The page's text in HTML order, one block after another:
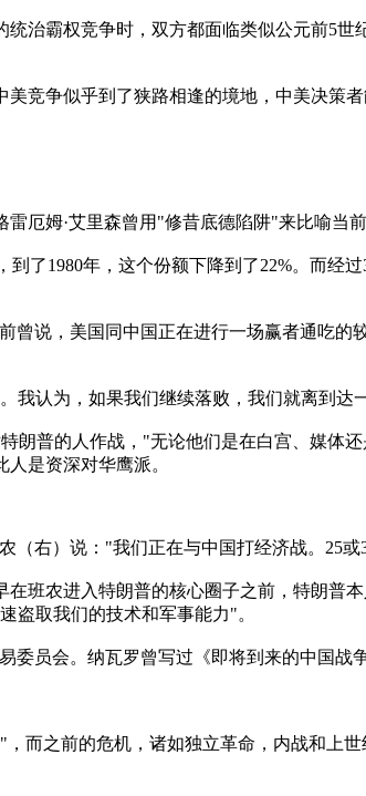
治霸权竞争时，双方都面临类似公元前5
竞争似乎到了狭路相逢的境地，中美决策
厄姆·艾里森曾用"修昔底德陷阱"来比喻当
了1980年，这个份额下降到了22%。而经
曾说，美国同中国正在进行一场赢者通吃
我认为，如果我们继续落败，我们就离到达
朗普的人作战，"无论他们是在白宫、媒体
是资深对华鹰派。
（右）说："我们正在与中国打经济战。25
班农进入特朗普的核心圈子之前，特朗
盗取我们的技术和军事能力"。
委员会。纳瓦罗曾写过《即将到来的中国
而之前的危机，诸如独立革命，内战和上